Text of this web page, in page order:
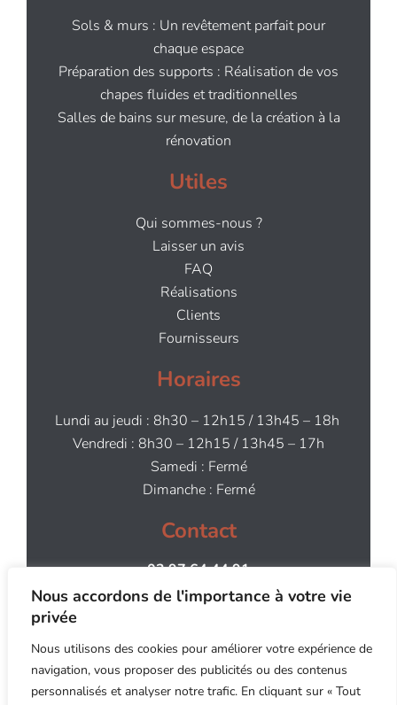
Nous accordons de l'importance à votre vie
privée
Nous utilisons des cookies pour améliorer votre expérience de
navigation, vous proposer des publicités ou des contenus
personnalisés et analyser notre trafic. En cliquant sur « Tout
Sols & murs : Un revêtement parfait pour
chaque espace
Préparation des supports : Réalisation de vos
chapes fluides et traditionnelles
Salles de bains sur mesure, de la création à la
rénovation
Utiles
Qui sommes-nous ?
Laisser un avis
FAQ
Réalisations
Clients
Fournisseurs
Horaires
Lundi au jeudi : 8h30 – 12h15 / 13h45 – 18h
Vendredi : 8h30 – 12h15 / 13h45 – 17h
Samedi : Fermé
Dimanche : Fermé
Contact
02 97 64 44 91
contact@aog.bzh